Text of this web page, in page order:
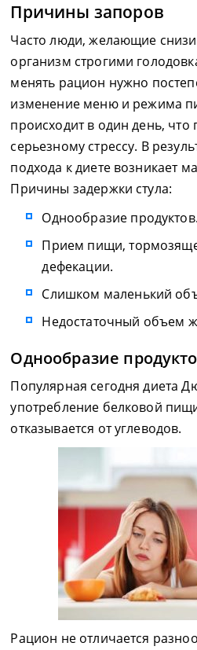
Причины запоров
Часто люди, желающие
организм строгими
менять рацион нужно
изменение меню и режима
происходит в один день, что
серьезному стрессу. В
подхода к диете возникает
Причины задержки стула:
Однообразие продуктов.
Прием пищи,
дефекации.
Слишком маленький
Недостаточный объем
Однообразие
Популярная сегодня диета
употребление белковой
отказывается от углеводов.
Рацион не отличается